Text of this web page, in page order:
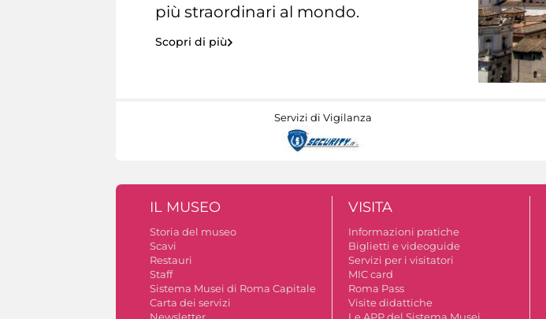
più straordinari al mondo.
Scopri di più
Servizi di Vigilanza
IL MUSEO
Storia del museo
Scavi
Restauri
Staff
Sistema Musei di Roma Capitale
Carta dei servizi
Newsletter
VISITA
Informazioni pratiche
Biglietti e videoguide
Servizi per i visitatori
MIC card
Roma Pass
Visite didattiche
Le APP del Sistema Musei